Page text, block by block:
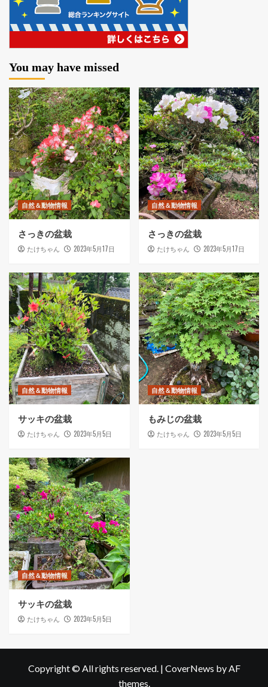
You may have missed
自然＆動物情報
さっきの盆栽
たけちゃん 2023年5月17日
自然＆動物情報
さっきの盆栽
たけちゃん 2023年5月17日
自然＆動物情報
サッキの盆栽
たけちゃん 2023年5月5日
自然＆動物情報
もみじの盆栽
たけちゃん 2023年5月5日
自然＆動物情報
サッキの盆栽
たけちゃん 2023年5月5日
Copyright © All rights reserved. | CoverNews by AF
themes.